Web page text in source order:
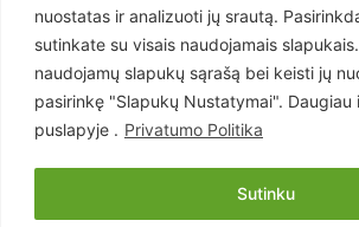
nuostatas ir analizuoti jų srautą.
sutinkate su visais naudojamais
naudojamų slapukų sąrašą bei keisti jų
pasirinkę "Slapukų Nustatymai". Daugiau
puslapyje . Privatumo Politika
Sutinku
- Reklama -